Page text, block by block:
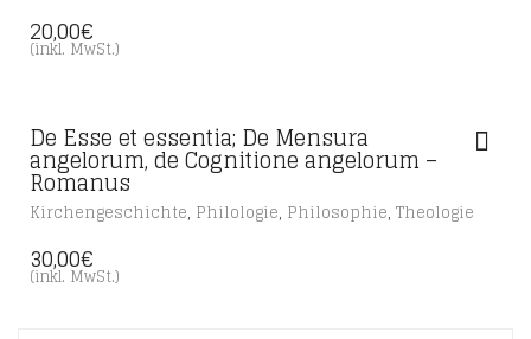
20,00€
(inkl. MwSt.)
De Esse et essentia; De Mensura
angelorum, de Cognitione angelorum –
Romanus
Kirchengeschichte, Philologie, Philosophie, Theologie
30,00€
(inkl. MwSt.)